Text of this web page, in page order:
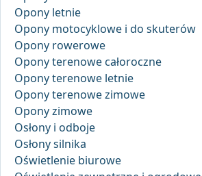
Opony letnie
Opony motocyklowe i do skuterów
Opony rowerowe
Opony terenowe całoroczne
Opony terenowe letnie
Opony terenowe zimowe
Opony zimowe
Osłony i odboje
Osłony silnika
Oświetlenie biurowe